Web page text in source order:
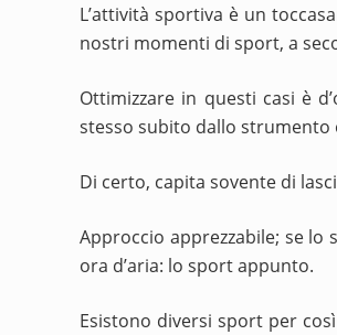
L’attività sportiva è un
nostri momenti di sport, a
Ottimizzare in questi casi è
stesso subito dallo strumento
Di certo, capita sovente di
Approccio apprezzabile; se
ora d’aria: lo sport appunto.
Esistono diversi sport per